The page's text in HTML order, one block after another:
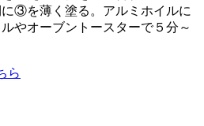
に③を薄く塗る。アルミホイルに
やオーブントースターで５分～
ら